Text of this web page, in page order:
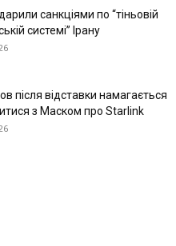
санкціями по “тіньовій
системі” Ірану
після відставки намагається
з Маском про Starlink